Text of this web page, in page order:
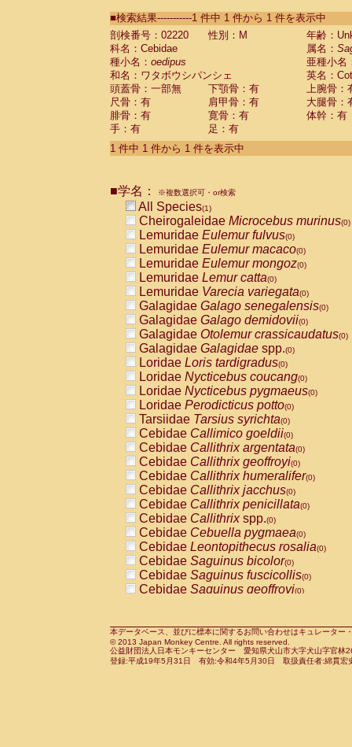
CebidaeSaguinus labiatus(0)
Cebidae Saguinus leucopus (0)
Cebidae
Cebidae
CebidaeSaguinus nigricollis (0)
Cebidae Saguinus oedipus
Cebidae Saguinus weddelli
Cebidae Saguinusspp.
Cebidae Aotus trivirgatus
Cebidae Cebus albifrons
CebidaeCebus nigrivittatus
CebidaeCebus
CebidaeSaimiri boliviensis(0)
CebidaeSaimiri sciureus(0)
AtelidaeAlouatta caraya(0)
AtelidaeAlouatta fusca(0)
AtelidaeAlouatta seniculus
AtelidaeAlouattaspp.(0)
AtelidaeAteles belzebuth(0)
AtelidaeAteles geoffroyi(0)
AtelidaeAteles paniscus(0)
AtelidaeAtelesspp.(0)
Atelidae Lagothrix lagothricha
AtelidaeLagothrix lagothricha cana
PitheciidaeCacajao calvus
PitheciidaeCallicebus cupreus
PitheciidaeCallicebus donacophilus
PitheciidaeCallicebus moloch
PitheciidaeCallicebus torquatus
PitheciidaeCallicebusspp.(0)
PitheciidaeChiropotes satanas(0)
PitheciidaePithecia monachus
PitheciidaePithecia pithecia(0)
CercopithecidaeCercocebus agilis
CercopithecidaeCercocebus
CercopithecidaeCercocebus
CercopithecidaeCercocebus
CercopithecidaeCercocebus
CercopithecidaeCercocebushybrid
CercopithecidaePapio anubis(0)
CercopithecidaePapio cynocephalus
CercopithecidaePapio hamadryas(0)
■検索結果-----------1 件中 1 件から 1 件を表示中
剖検番号：02220
性別：M
年齢：
科名：Cebidae
属名：
種小名： oedipus
亜種小名
和名：ワタボウシパンシェ
英名：
頭蓋骨：一部無
下顎骨：有
上腕骨：
尺骨：有
肩甲骨：有
大腿骨：
腓骨：有
寛骨：有
体幹：有
手：有
足：有
1 件中 1 件から 1 件を表示中
■学名： ※複数選択可・or検索
All Species(1)
Cheirogaleidae Microcebus murinus(0)
Lemuridae Eulemur fulvus(0)
Lemuridae Eulemur macaco(0)
Lemuridae Eulemur mongoz(0)
Lemuridae Lemur catta(0)
Lemuridae Varecia variegata(0)
Galagidae Galago senegalensis(0)
Galagidae Galago demidovii(0)
Galagidae Otolemur crassicaudatus(0)
Galagidae Galagidae spp.(0)
Loridae Loris tardigradus(0)
Loridae Nycticebus coucang(0)
Loridae Nycticebus pygmaeus(0)
Loridae Perodicticus potto(0)
Tarsiidae Tarsius syrichta(0)
Cebidae Callimico goeldii(0)
Cebidae Callithrix argentata(0)
Cebidae Callithrix geoffroyi(0)
Cebidae Callithrix humeralifer(0)
Cebidae Callithrix jacchus(0)
Cebidae Callithrix penicillata(0)
Cebidae Callithrixspp.(0)
Cebidae Cebuella pygmaea(0)
Cebidae Leontopithecus rosalia(0)
Cebidae Saguinus bicolor(0)
Cebidae Saguinus fuscicollis(0)
Cebidae Saguinus geoffroyi(0)
CebidaeSaguinus leucopus(0)
CebidaeSaguinus midas(0)
Cebidae Saguinus mystax(0)
本データベース、並びに標本に関するお問い合わせはキュレータ
© 2013 Japan Monkey Centre. All rights reserved.
公益財団法人日本モンキーセンター 愛知県犬山市大字犬山字官
登録:平成19年5月31日 有効:令和4年5月30日 取扱責任者:綿貫宏